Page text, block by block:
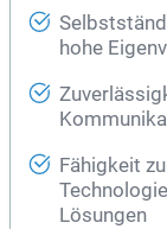
hohe
Fähigkeit
Lösungen